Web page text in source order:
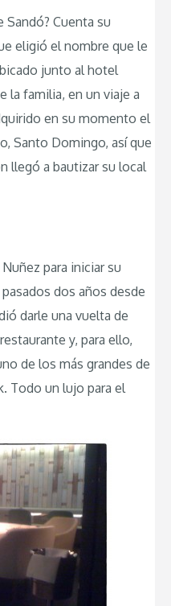
Cuenta su
eligió el nombre que le
junto al hotel
la familia, en un viaje a
en su momento el
Santo Domingo, así que
llegó a bautizar su local
para iniciar su
dos años desde
darle una vuelta de
y, para ello,
de los más grandes de
Todo un lujo para el